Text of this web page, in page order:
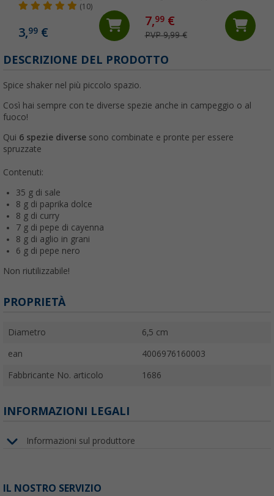
1 con sale pepe paprika e
(10)
3,99 €
7,99€
PVP 9,99 €
DESCRIZIONE DEL PRODOTTO
Spice shaker nel più piccolo spazio.
Così hai sempre con te diverse spezie anche in campeggio o al
fuoco!
Qui 6 spezie diverse sono combinate e pronte per essere
spruzzate
Contenuti:
35 g di sale
8 g di paprika dolce
8 g di curry
7 g di pepe di cayenna
8 g di aglio in grani
6 g di pepe nero
Non riutilizzabile!
PROPRIETÀ
Diametro 6,5 cm
ean 4006976160003
Fabbricante No. articolo 1686
INFORMAZIONI LEGALI
Informazioni sul produttore
IL NOSTRO SERVIZIO